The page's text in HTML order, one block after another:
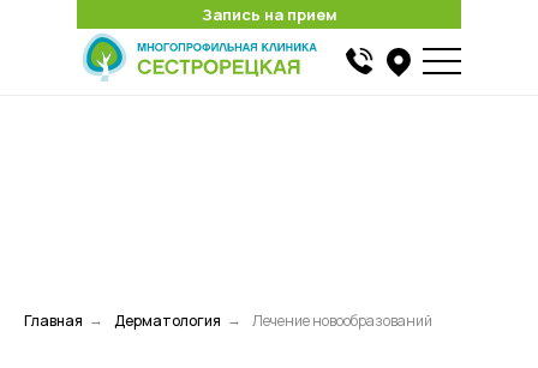
Запись на прием
Запись на прием
Главная → Дерматология → Лечение новообразований